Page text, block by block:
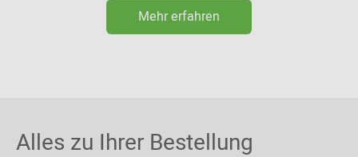
Mehr erfahren
Alles zu Ihrer Bestellung